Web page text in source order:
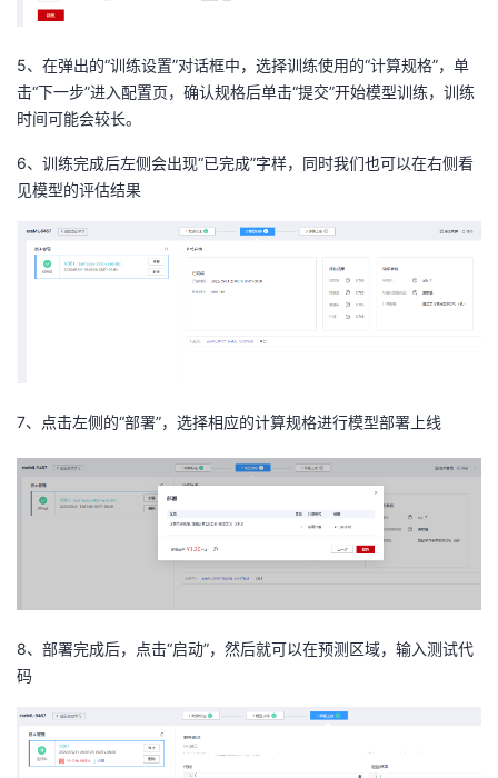
5、在弹出的“训练设置”对话框中，选择训练使用的“计算规格”，单
击“下一步”进入配置页，确认规格后单击“提交”开始模型训练， 训练
时间可能会较长。
6、训练完成后左侧会出现“已完成”字样，同时我们也可以在右侧看
见模型的评估结果
7、点击左侧的“部署”，选择相应的计算规格进行模型部署上线
8、部署完成后，点击“启动”，然后就可以在预测区域，输入测试代
码